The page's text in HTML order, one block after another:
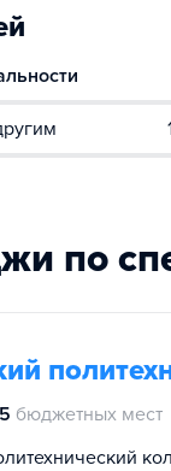
по
бюджетных мест